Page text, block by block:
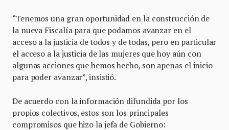
“Tenemos una gran oportunidad en la construcción de
la nueva Fiscalía para que podamos avanzar en el
acceso a la justicia de todos y de todas, pero en particular
el acceso a la justicia de las mujeres que hoy aún con
algunas acciones que hemos hecho, son apenas el inicio
para poder avanzar”, insistió.
De acuerdo con la información difundida por los
propios colectivos, estos son los principales
compromisos que hizo la jefa de Gobierno: